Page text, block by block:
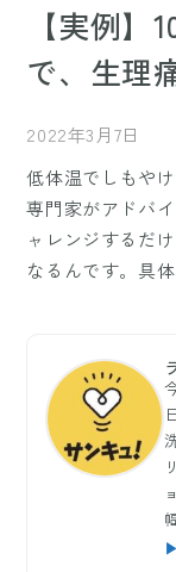
【実例
で、生理
2022年3月7日
低体温でしもや
専門家がアドバ
ャレンジするだ
なるんです。具